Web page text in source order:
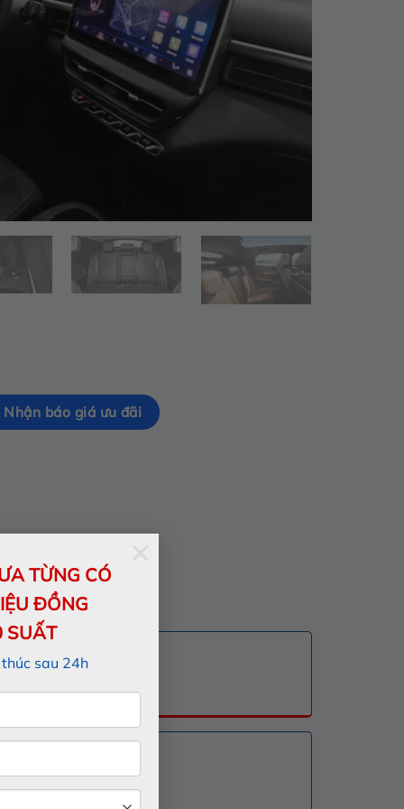
TỪNG CÓ
ĐỒNG
SUẤT
sau 24h
Nhận báo giá ưu đãi
Vin 2025
Vin 2026
yết:647.66 Triệu